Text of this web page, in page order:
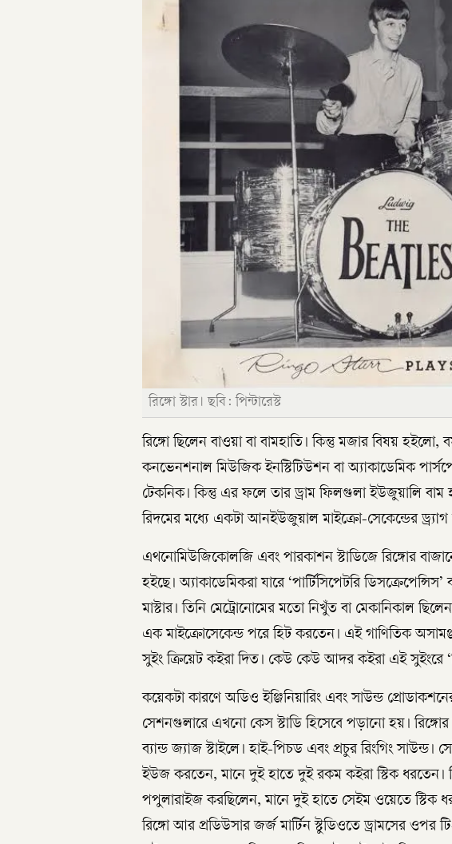
রিঙ্গো স্টার। ছবি: পিন্টারেস্ট
রিঙ্গো ছিলেন বাওয়া বা বামহাতি। কিন্তু মজার বিষয়
কনভেনশনাল মিউজিক ইনস্টিটিউশন বা অ্যাকাডেমিক
টেকনিক। কিন্তু এর ফলে তার ড্রাম ফিলগুলা ইউজুয়ালি
রিদমের মধ্যে একটা আনইউজুয়াল মাইক্রো-সেকেন্ডের
এথনোমিউজিকোলজি এবং পারকাশন স্টাডিজে রিঙ্গোর
হইছে। অ্যাকাডেমিকরা যারে ‘পার্টিসিপেটরি
মাস্টার। তিনি মেট্রোনোমের মতো নিখুঁত বা মেকানিকাল
এক মাইক্রোসেকেন্ড পরে হিট করতেন। এই গাণিতিক
সুইং ক্রিয়েট কইরা দিত। কেউ কেউ আদর কইরা এই সুইংরে
কয়েকটা কারণে অডিও ইঞ্জিনিয়ারিং এবং সাউন্ড প্রোডাকশনের
সেশনগুলারে এখনো কেস স্টাডি হিসেবে পড়ানো হয়।
ব্যান্ড জ্যাজ স্টাইলে। হাই-পিচড এবং প্রচুর রিংগিং সাউন্ড।
ইউজ করতেন, মানে দুই হাতে দুই রকম কইরা স্টিক ধরতেন।
পপুলারাইজ করছিলেন, মানে দুই হাতে সেইম ওয়েতে স্টিক
রিঙ্গো আর প্রডিউসার জর্জ মার্টিন স্টুডিওতে ড্রামসের